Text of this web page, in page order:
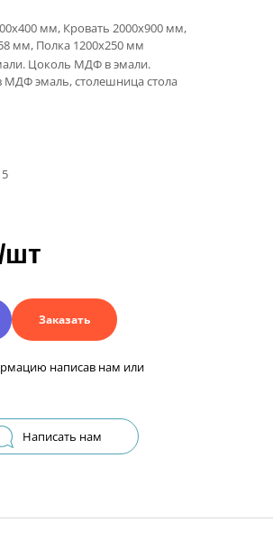
мм, Кровать 2000х900 мм,
мм, Полка 1200х250 мм
Цоколь МДФ в эмали.
МДФ эмаль, столешница стола
шт
Заказать
написав нам или
Написать нам